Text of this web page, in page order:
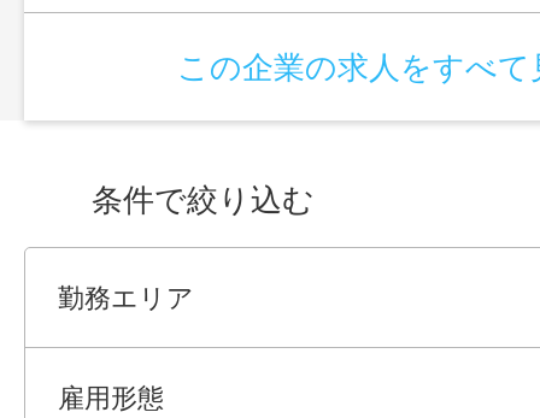
この企業の求人をすべて
条件で絞り込む
勤務エリア
雇用形態